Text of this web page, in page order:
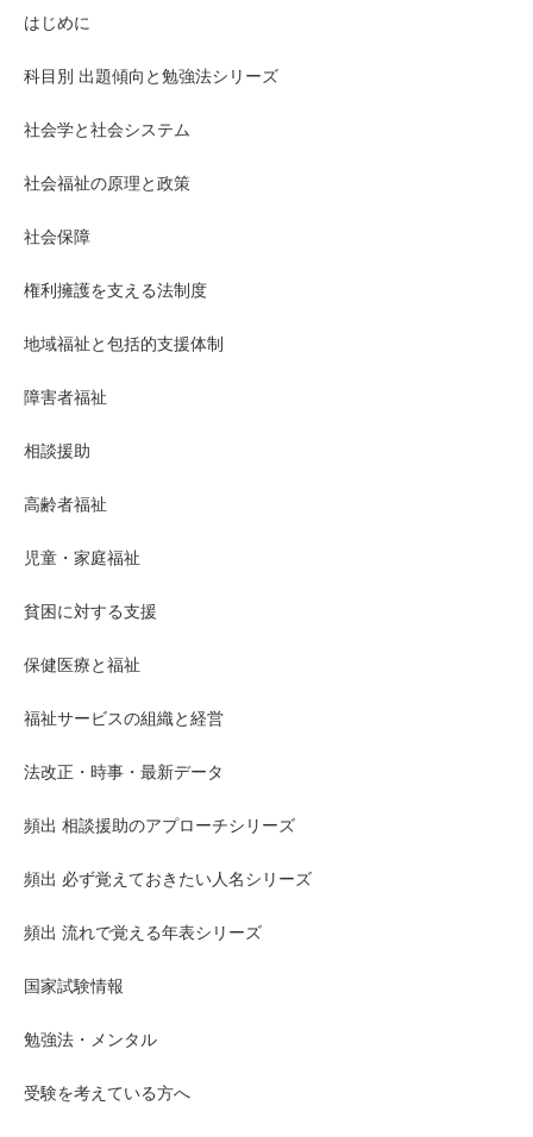
はじめに
科目別 出題傾向と勉強法シリーズ
社会学と社会システム
社会福祉の原理と政策
社会保障
権利擁護を支える法制度
地域福祉と包括的支援体制
障害者福祉
相談援助
高齢者福祉
児童・家庭福祉
貧困に対する支援
保健医療と福祉
福祉サービスの組織と経営
法改正・時事・最新データ
頻出 相談援助のアプローチシリーズ
頻出 必ず覚えておきたい人名シリーズ
頻出 流れで覚える年表シリーズ
国家試験情報
勉強法・メンタル
受験を考えている方へ